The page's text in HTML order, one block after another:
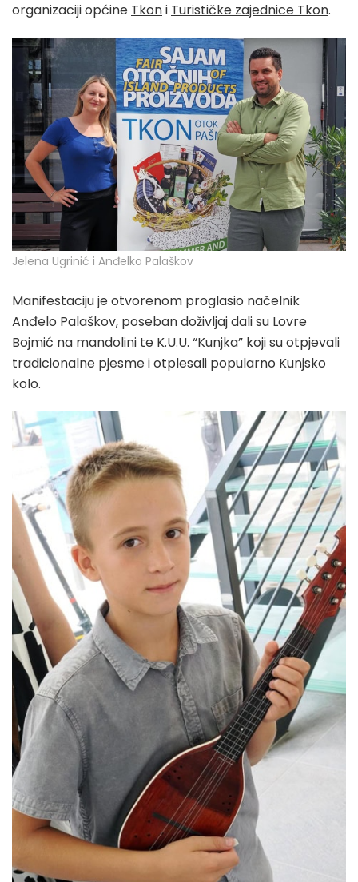
organizaciji općine Tkoni Turističke zajednice Tkon.
Jelena Ugrinić i Anđelko Palaškov
Manifestaciju je otvorenom proglasio načelnik
Anđelo Palaškov, poseban doživljaj dali su Lovre
Bojmić na mandolini te K.U.U. “Kunjka” koji su otpjevali
tradicionalne pjesme i otplesali popularno Kunjsko
kolo.